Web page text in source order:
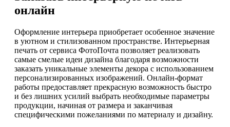
онлайн
Оформление интерьера приобретает особенное значение
в уютном и стилизованном пространстве. Интерьерная
печать от сервиса ФотоПочта позволяет реализовать
самые смелые идеи дизайна благодаря возможности
заказать уникальные элементы декора с использованием
персонализированных изображений. Онлайн-формат
работы предоставляет прекрасную возможность быстро
и без лишних усилий выбрать необходимые параметры
продукции, начиная от размера и заканчивая
специфическими пожеланиями по материалу и дизайну.